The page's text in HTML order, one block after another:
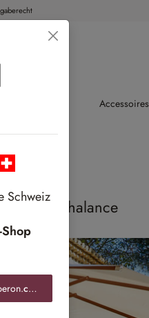
Accessoires
Nonchalance
Schweiz
ch bleiben »